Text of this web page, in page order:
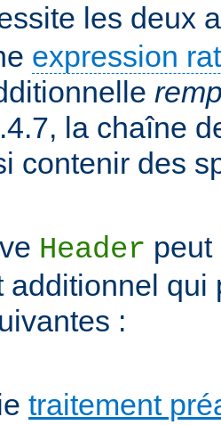
les deux
expression
la chaîne
contenir des
Header peut
additionnel qui
:
traitement